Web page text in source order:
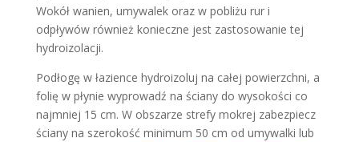
Wokół wanien, umywalek oraz w pobliżu rur i
odpływów również konieczne jest zastosowanie tej
hydroizolacji.
Podłogę w łazience hydroizoluj na całej powierzchni, a
folię w płynie wyprowadź na ściany do wysokości co
najmniej 15 cm. W obszarze strefy mokrej zabezpiecz
ściany na szerokość minimum 50 cm od umywalki lub